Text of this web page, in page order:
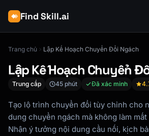
Find Skill.ai
Trang chủ Lập Kế Hoạch Chuyển Đổi Ngách
Lập Kế Hoạch Chuyển
Trung cấp 45 phút Đã xác minh
Tạo lộ trình chuyển đổi tùy chỉnh cho
dung chuyển ngách mà không làm mất
Nhận ý tưởng nội dung cầu nối, kịch